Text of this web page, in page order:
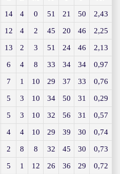
14 4 0 51 21 50 2,43
12 4 2 45 20 46 2,25
13 2 3 51 24 46 2,13
6 4 8 33 34 34 0,97
7 1 10 29 37 33 0,76
5 3 10 34 50 31 0,29
5 3 10 32 56 31 0,57
4 4 10 29 39 30 0,74
2 8 8 32 45 30 0,73
5 1 12 26 36 29 0,72